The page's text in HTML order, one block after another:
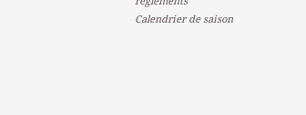
Calendrier de saison